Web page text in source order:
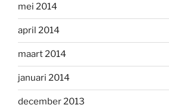
mei 2014
april 2014
maart 2014
januari 2014
december 2013